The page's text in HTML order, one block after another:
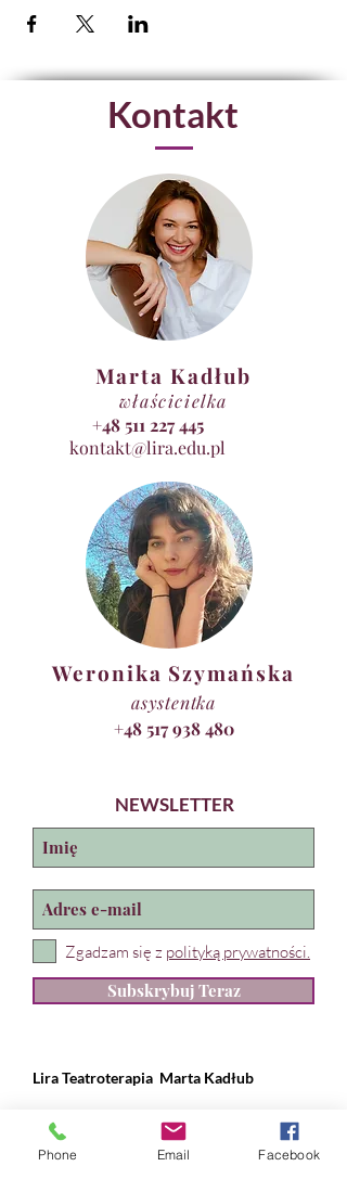
Kontakt
Marta Kadłub
właścicielka
+48 511 227 445
kontakt@lira.edu.pl
Weronika Szymańska
asystentka
+48 517 938 480
NEWSLETTER
Zgadzam się z polityką prywatności.
Subskrybuj Teraz
Lira Teatroterapia Marta Kadłub
ul. Władysława IV 28, Gdynia
Phone Email Facebook